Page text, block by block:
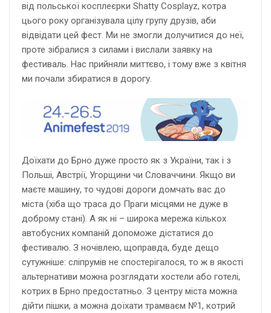
від польської косплеєрки Shatty Cosplayz, котра
цього року організувала цілу групу друзів, аби
відвідати цей фест. Ми не змогли долучитися до неї,
проте зібралися з силами і вислали заявку на
фестиваль. Нас прийняли миттєво, і тому вже з квітня
ми почали збиратися в дорогу.
Доїхати до Брно дуже просто як з України, так і з
Польші, Австрії, Угорщини чи Словаччини. Якщо ви
маєте машину, то чудові дороги домчать вас до
міста (хіба що траса до Праги місцями не дуже в
доброму стані). А як ні – широка мережа кількох
автобусних компаній допоможе дістатися до
фестивалю. З ночівлею, щоправда, буде дещо
сутужніше: сліпрумів не спостерігалося, то ж в якості
альтернативи можна розглядати хостели або готелі,
котрих в Брно предостатньо. З центру міста можна
дійти пішки, а можна доїхати трамваєм №1, котрий